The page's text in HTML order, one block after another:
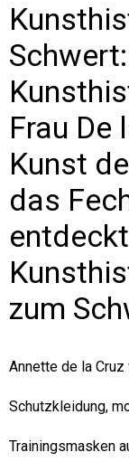
Frau De
Kunst
das
zum
Annette de la
Schutzkleidung,
Trainingsmasken